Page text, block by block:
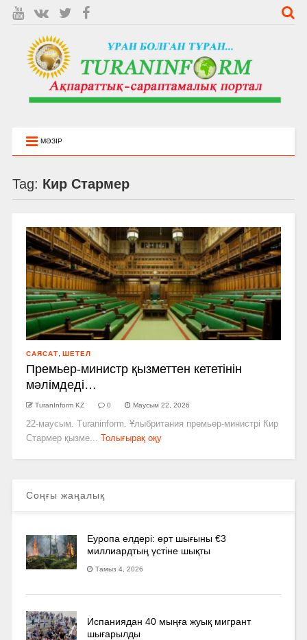
МӘЗІР
Tag: Кир Стармер
САЯСАТ ШЕТЕЛ
Премьер-министр қызметтен кететінін
мәлімдеді…
TuranInform KZ 0 Маусым 22, 2026
22-маусым. Turaninform. Ұлыбритания премьер-министрі Кир
Стармер қызме...
Толығырақ оқу
Соңғы жаңалық
Еуропа елдері: өрт шығыны €3
миллиардтың үстіне шықты
Тамыз 4, 2026
Испаниядан 40 мыңға жуық мигрант
шығарылды